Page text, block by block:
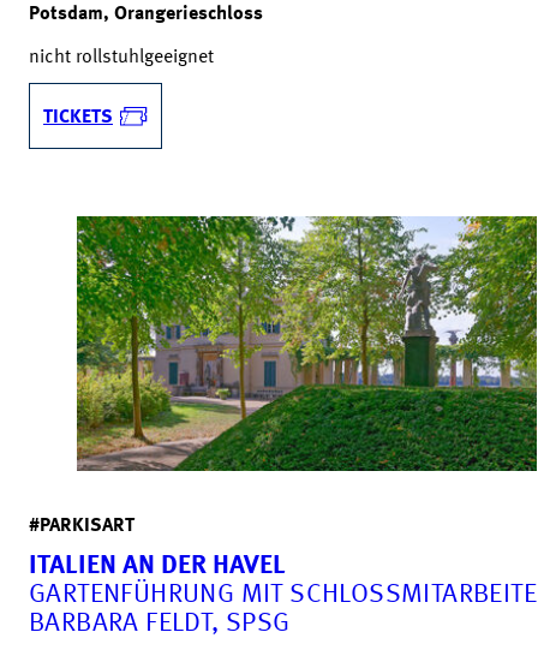
Potsdam, Orangerieschloss
nicht rollstuhlgeeignet
TICKETS
#PARKISART
ITALIEN AN DER HAVEL
GARTENFÜHRUNG MIT
BARBARA FELDT, SPSG